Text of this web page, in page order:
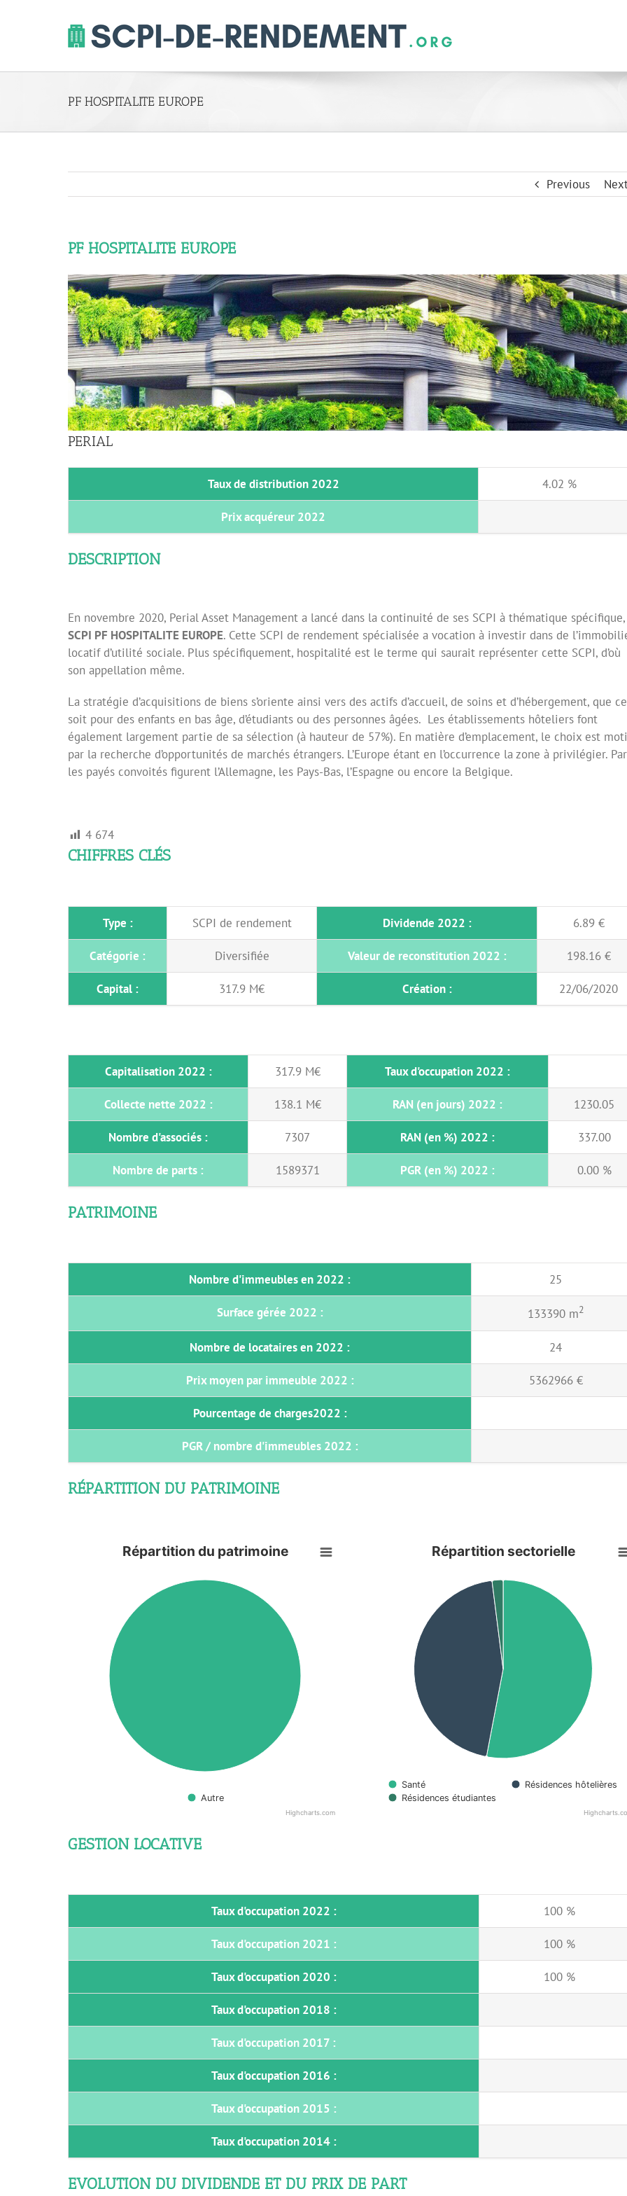
PF HOSPITALITE EUROPE
Previous
PF HOSPITALITE EUROPE
View
Larger
Image
PERIAL
Taux de distribution 2022 4.02 %
Prix acquéreur 2022
DESCRIPTION
En novembre 2020, Perial Asset Management a lancé dans la continuité de ses SCPI à thématique
SCPI PF HOSPITALITE EUROPE. Cette SCPI de rendement spécialisée a vocation à investir dans de
locatif d’utilité sociale. Plus spécifiquement, hospitalité est le terme qui saurait représenter cette SCPI, d’où
son appellation même.
La stratégie d’acquisitions de biens s’oriente ainsi vers des actifs d’accueil, de soins et d’hébergement, que ce
soit pour des enfants en bas âge, d’étudiants ou des personnes âgées. Les établissements hôteliers font
également largement partie de sa sélection (à hauteur de 57%). En matière d’emplacement, le choix est
par la recherche d’opportunités de marchés étrangers. L’Europe étant en l’occurrence la zone à privilégier.
les payés convoités figurent l’Allemagne, les Pays-Bas, l’Espagne ou encore la Belgique.
4 674
CHIFFRES CLÉS
Type : SCPI de rendement Dividende 2022 : 6.89 €
Catégorie : Diversifiée Valeur de reconstitution 2022 : 198.16 €
Capital : 317.9 M€ Création : 22/06/2020
Capitalisation 2022 : 317.9 M€ Taux d'occupation 2022 :
Collecte nette 2022 : 138.1 M€ RAN (en jours) 2022 : 1230.05
Nombre d'associés : 7307 RAN (en %) 2022 : 337.00
Nombre de parts : 1589371 PGR (en %) 2022 : 0.00 %
PATRIMOINE
Nombre d'immeubles en 2022 : 25
Surface gérée 2022 : 133390 m2
Nombre de locataires en 2022 : 24
Prix moyen par immeuble 2022 : 5362966 €
Pourcentage de charges2022 :
PGR / nombre d'immeubles 2022 :
RÉPARTITION DU PATRIMOINE
Répartition du patrimoine
Autre
Highcharts.com
Répartition sectorielle
Santé
Résidences hôtelières
Résidences étudiantes
GESTION LOCATIVE
Taux d'occupation 2022 : 100 %
Taux d'occupation 2021 : 100 %
Taux d'occupation 2020 : 100 %
Taux d'occupation 2018 :
Taux d'occupation 2017 :
Taux d'occupation 2016 :
Taux d'occupation 2015 :
Taux d'occupation 2014 :
EVOLUTION DU DIVIDENDE ET DU PRIX DE PART